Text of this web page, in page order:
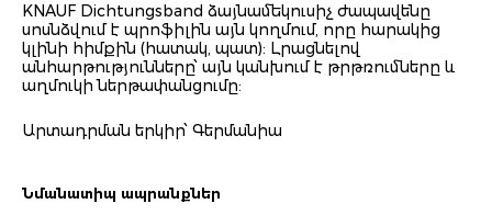
KNAUF Dichtungsband ձայնամեկուսիչ ժապավենը
սոսնձվում է պրոֆիլին այն կողմում, որը հարակից
կլինի հիմքին (հատակ, պատ): Լրացնելով
անհարթությունները՝ այն կանխում է թրթռումները և
աղմուկի ներթափանցումը:
Արտադրման երկիր՝ Գերմանիա
Նմանատիպ ապրանքներ